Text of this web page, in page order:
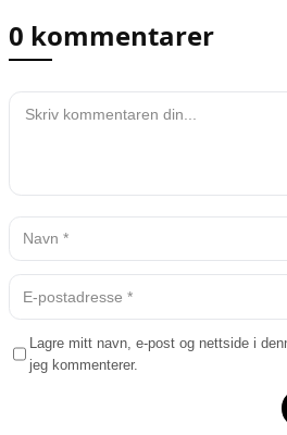
0 kommentarer
Lagre mitt navn, e-post og nettside i
jeg kommenterer.